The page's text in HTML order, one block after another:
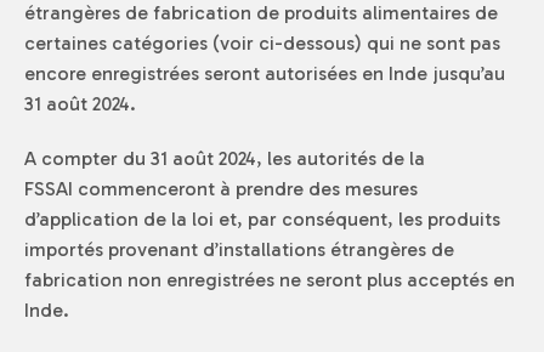
étrangères de fabrication de produits alimentaires de
certaines catégories (voir ci-dessous) qui ne sont pas
encore enregistrées seront autorisées en Inde jusqu’au
31 août 2024.
A compter du 31 août 2024, les autorités de la
FSSAI commenceront à prendre des mesures
d’application de la loi et, par conséquent, les produits
importés provenant d’installations étrangères de
fabrication non enregistrées ne seront plus acceptés en
Inde.